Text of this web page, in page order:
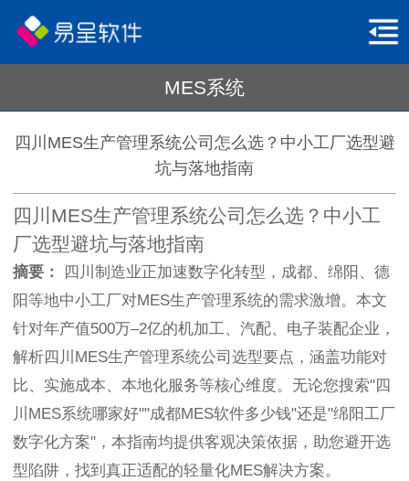
MES系统
四川MES生产管理系统公司怎么选？中小工厂选型避
坑与落地指南
四川MES生产管理系统公司怎么选？中小工
厂选型避坑与落地指南
摘要：
四川制造业正加速数字化转型，成都、绵阳、德
阳等地中小工厂对MES生产管理系统的需求激增。本文
针对年产值500万–2亿的机加工、汽配、电子装配企业，
解析四川MES生产管理系统公司选型要点，涵盖功能对
比、实施成本、本地化服务等核心维度。无论您搜索"四
川MES系统哪家好""成都MES软件多少钱"还是"绵阳工厂
数字化方案"，本指南均提供客观决策依据，助您避开选
型陷阱，找到真正适配的轻量化MES解决方案。